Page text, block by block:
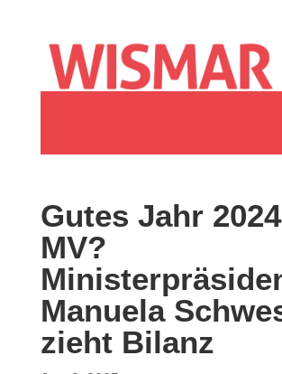
Gutes Jahr
MV?
Manuela
zieht Bilanz